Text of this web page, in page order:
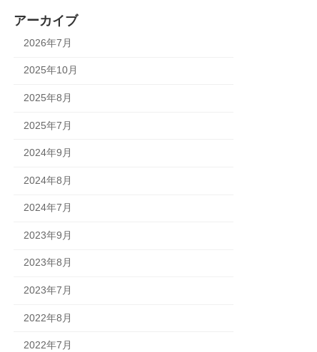
アーカイブ
2026年7月
2025年10月
2025年8月
2025年7月
2024年9月
2024年8月
2024年7月
2023年9月
2023年8月
2023年7月
2022年8月
2022年7月